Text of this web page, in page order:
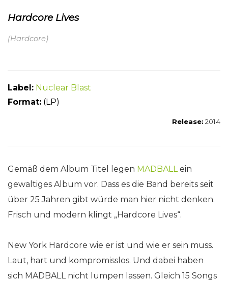
Hardcore Lives
(Hardcore)
Label: Nuclear Blast
Format: (LP)
Release: 2014
Gemäß dem Album Titel legen MADBALL ein
gewaltiges Album vor. Dass es die Band bereits seit
über 25 Jahren gibt würde man hier nicht denken.
Frisch und modern klingt „Hardcore Lives“.
New York Hardcore wie er ist und wie er sein muss.
Laut, hart und kompromisslos. Und dabei haben
sich MADBALL nicht lumpen lassen. Gleich 15 Songs